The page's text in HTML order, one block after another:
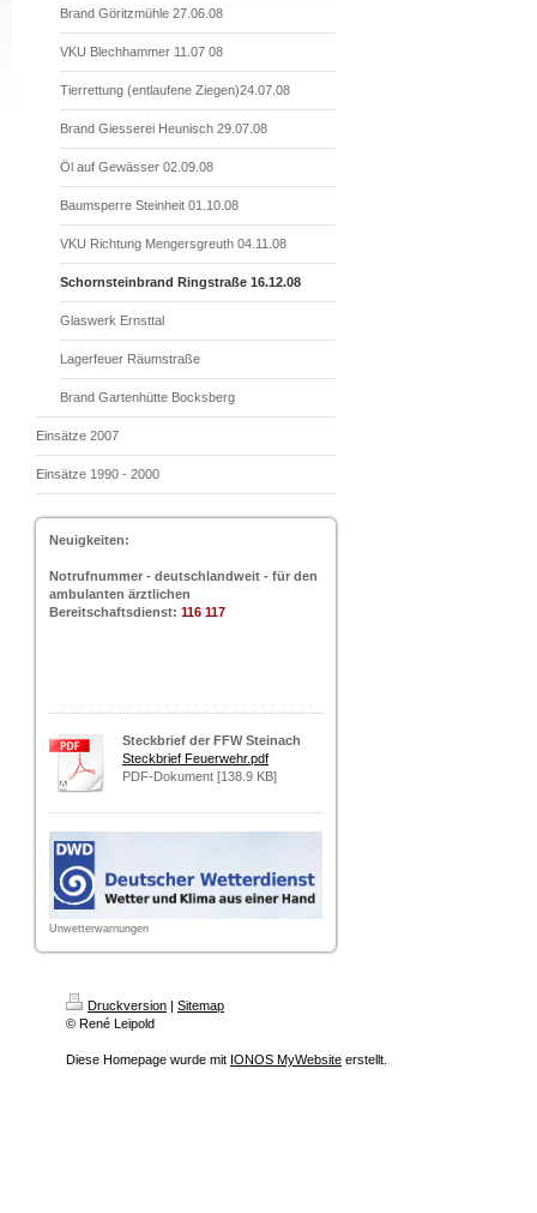
Brand Göritzmühle 27.06.08
VKU Blechhammer 11.07 08
Tierrettung (entlaufene Ziegen)24.07.08
Brand Giesserei Heunisch 29.07.08
Öl auf Gewässer 02.09.08
Baumsperre Steinheit 01.10.08
VKU Richtung Mengersgreuth 04.11.08
Schornsteinbrand Ringstraße 16.12.08
Glaswerk Ernsttal
Lagerfeuer Räumstraße
Brand Gartenhütte Bocksberg
Einsätze 2007
Einsätze 1990 - 2000
Neuigkeiten:
Notrufnummer - deutschlandweit - für den
ambulanten ärztlichen
Bereitschaftsdienst: 116 117
Steckbrief der FFW Steinach
Steckbrief Feuerwehr.pdf
PDF-Dokument [138.9 KB]
Unwetterwarnungen
Druckversion
Sitemap
© René Leipold
Diese Homepage wurde mit IONOS MyWebsite erstellt.